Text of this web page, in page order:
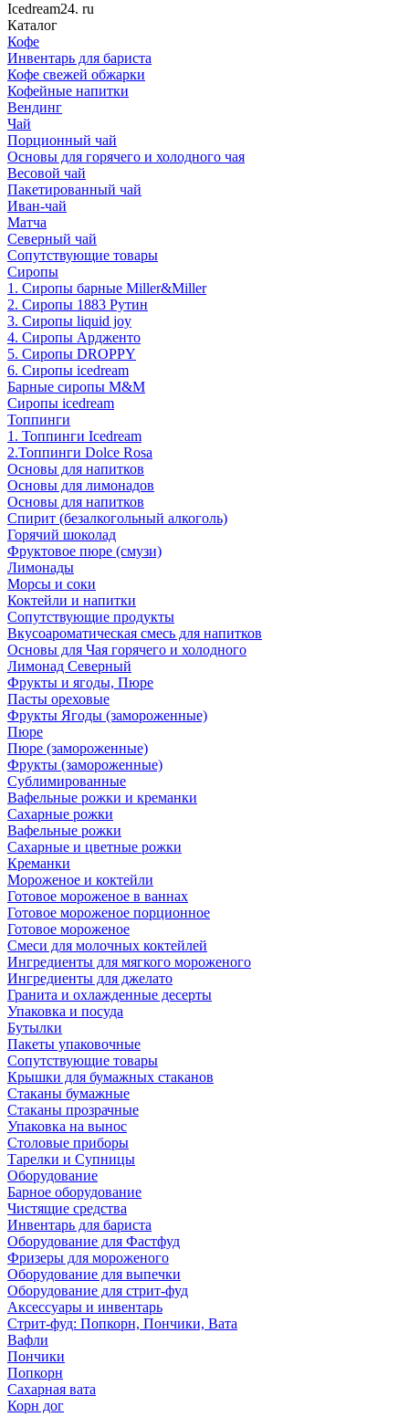
Icedream24. ru
Каталог
Кофе
Инвентарь для бариста
Кофе свежей обжарки
Кофейные напитки
Вендинг
Чай
Порционный чай
Основы для горячего и холодного чая
Весовой чай
Пакетированный чай
Иван-чай
Матча
Северный чай
Сопутствующие товары
Сиропы
1. Сиропы барные Miller&Miller
2. Сиропы 1883 Рутин
3. Cиропы liquid joy
4. Cиропы Ардженто
5. Сиропы DROPPY
6. Сиропы icedream
Барные сиропы M&M
Сиропы icedream
Топпинги
1. Топпинги Icedream
2.Топпинги Dolce Rosa
Основы для напитков
Основы для лимонадов
Основы для напитков
Спирит (безалкогольный алкоголь)
Горячий шоколад
Фруктовое пюре (смузи)
Лимонады
Морсы и соки
Коктейли и напитки
Сопутствующие продукты
Вкусоароматическая смесь для напитков
Основы для Чая горячего и холодного
Лимонад Северный
Фрукты и ягоды, Пюре
Пасты ореховые
Фрукты Ягоды (замороженные)
Пюре
Пюре (замороженные)
Фрукты (замороженные)
Сублимированные
Вафельные рожки и креманки
Сахарные рожки
Вафельные рожки
Сахарные и цветные рожки
Креманки
Мороженое и коктейли
Готовое мороженое в ваннах
Готовое мороженое порционное
Готовое мороженое
Смеси для молочных коктейлей
Ингредиенты для мягкого мороженого
Ингредиенты для джелато
Гранита и охлажденные десерты
Упаковка и посуда
Бутылки
Пакеты упаковочные
Сопутствующие товары
Крышки для бумажных стаканов
Стаканы бумажные
Стаканы прозрачные
Упаковка на вынос
Столовые приборы
Тарелки и Супницы
Оборудование
Барное оборудование
Чистящие средства
Инвентарь для бариста
Оборудование для Фастфуд
Фризеры для мороженого
Оборудование для выпечки
Оборудование для стрит-фуд
Аксессуары и инвентарь
Стрит-фуд: Попкорн, Пончики, Вата
Вафли
Пончики
Попкорн
Сахарная вата
Корн дог